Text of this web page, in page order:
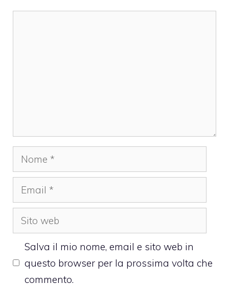
Nome
Email
Sito
web
Salva il mio nome, email e sito web in
questo browser per la prossima volta che
commento.